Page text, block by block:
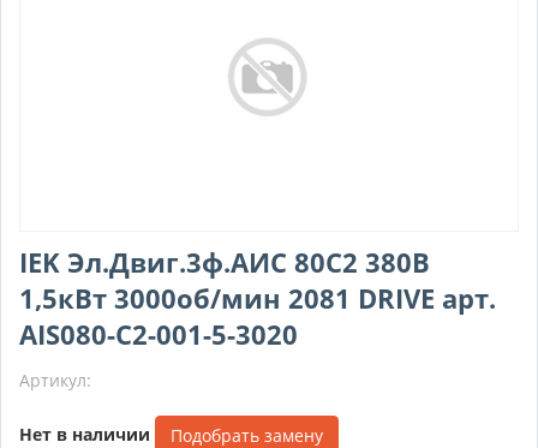
IEK Эл.Двиг.3ф.АИС 80C2 380В
1,5кВт 3000об/мин 2081 DRIVE арт.
AIS080-C2-001-5-3020
Артикул:
Нет в наличии Подобрать замену